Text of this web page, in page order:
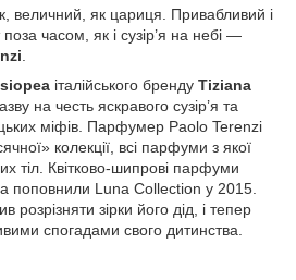
величний, як цариця. Привабливий і
часом, як і сузір’я на небі —
італійського бренду Tiziana
на честь яскравого сузір’я та
міфів. Парфумер Paolo Terenzi
колекції, всі парфуми з якої
тіл. Квітково-шипрові парфуми
поповнили Luna Collection у 2015.
зірки його дід, і тепер
спогадами свого дитинства.